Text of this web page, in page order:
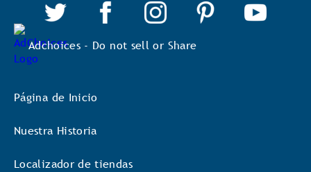
Adchoices - Do not sell or Share
Página de Inicio
Nuestra Historia
Localizador de tiendas